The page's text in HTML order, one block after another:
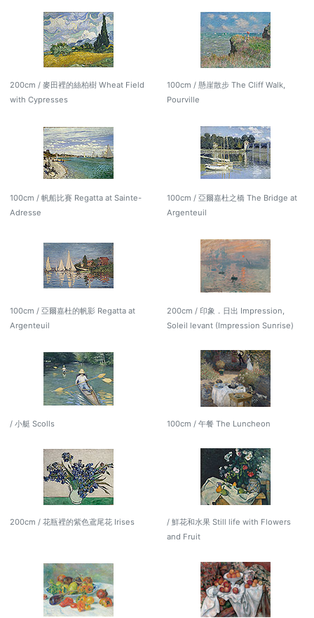
200cm / 麥田裡的絲柏樹 Wheat Field
with Cypresses
100cm / 懸崖散步 The Cliff Walk,
Pourville
100cm / 帆船比賽 Regatta at Sainte-
Adresse
100cm / 亞爾嘉杜之橋 The Bridge at
Argenteuil
100cm / 亞爾嘉杜的帆影 Regatta at
Argenteuil
200cm / 印象．日出 Impression,
Soleil levant (Impression Sunrise)
/ 小艇 Scolls 100cm / 午餐 The Luncheon
200cm / 花瓶裡的紫色鳶尾花 Irises
/ 鮮花和水果 Still life with Flowers
and Fruit